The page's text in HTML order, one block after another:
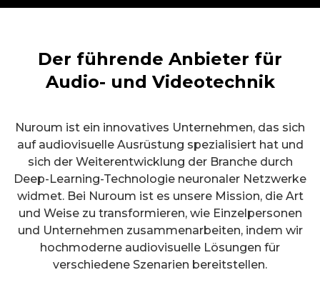
Der führende Anbieter für
Audio- und Videotechnik
Nuroum ist ein innovatives Unternehmen, das sich
auf audiovisuelle Ausrüstung spezialisiert hat und
sich der Weiterentwicklung der Branche durch
Deep-Learning-Technologie neuronaler Netzwerke
widmet. Bei Nuroum ist es unsere Mission, die Art
und Weise zu transformieren, wie Einzelpersonen
und Unternehmen zusammenarbeiten, indem wir
hochmoderne audiovisuelle Lösungen für
verschiedene Szenarien bereitstellen.